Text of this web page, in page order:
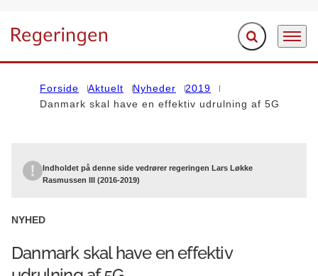
Gå til forsiden Fold søgefelt ud
Menu
Forside Aktuelt Nyheder
2019
Danmark skal have en effektiv udrulning af 5G
Indholdet på denne side vedrører regeringen Lars Løkke
Rasmussen III (2016-2019)
NYHED
Danmark skal have en effektiv